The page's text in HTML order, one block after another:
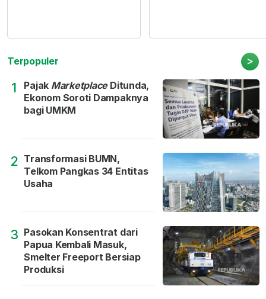
Terpopuler >
1 Pajak MarketplaceDitunda,
Ekonom Soroti Dampaknya
bagi UMKM
2 Transformasi BUMN,
Telkom Pangkas 34 Entitas
Usaha
3 Pasokan Konsentrat dari
Papua Kembali Masuk,
Smelter Freeport Bersiap
Produksi